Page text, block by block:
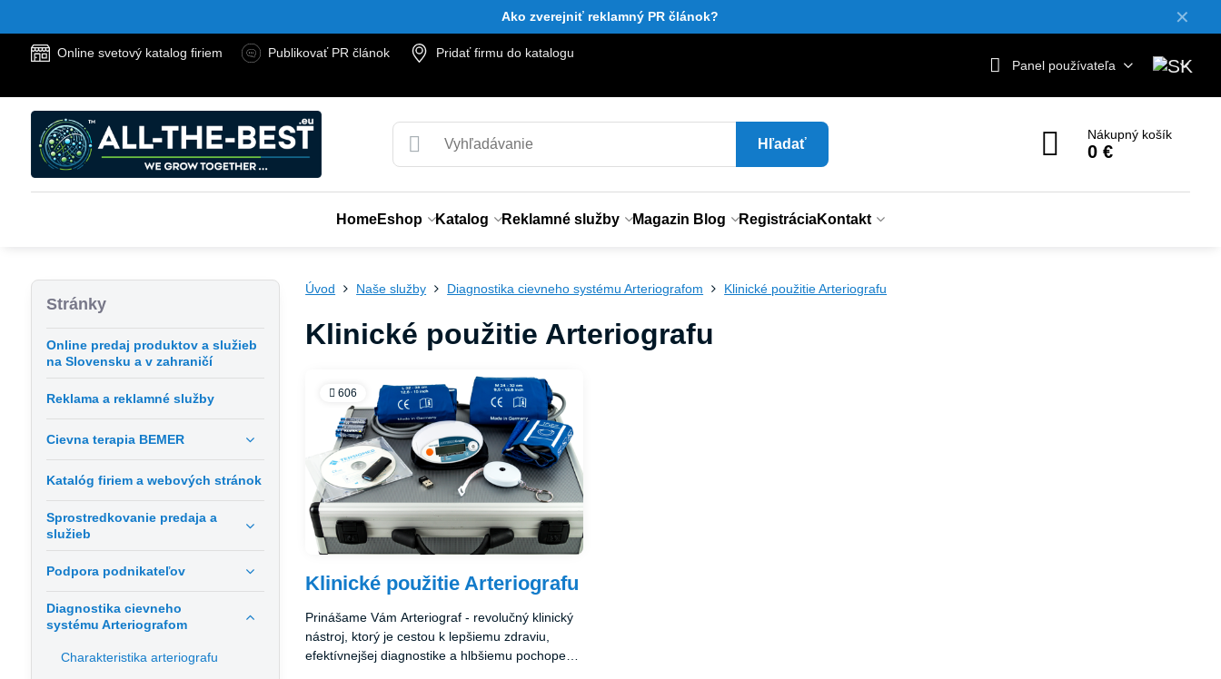
✕
Ako zverejniť reklamný PR článok?
Online svetový katalog firiem Publikovať PR článok
Pridať firmu do katalogu
Panel používateľa
Hľadať
Nákupný košík
0 €
HomeEshop Katalog Reklamné služby Magazin Blog RegistráciaKontakt
Úvod Naše služby Diagnostika cievneho systému Arteriografom Klinické použitie Arteriografu
Klinické použitie Arteriografu
606
Klinické použitie Arteriografu
Prinášame Vám Arteriograf - revolučný klinický
nástroj, ktorý je cestou k lepšiemu zdraviu,
efektívnejšej diagnostike a hlbšiemu pochopeniu
Stránky
Online predaj produktov a služieb
na Slovensku a v zahraničí
Reklama a reklamné služby
Cievna terapia BEMER
Katalóg firiem a webových stránok
Sprostredkovanie predaja a
služieb
Podpora podnikateľov
Diagnostika cievneho
systému Arteriografom
Charakteristika arteriografu